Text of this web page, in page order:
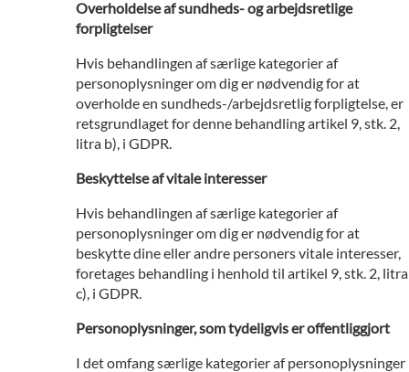
Overholdelse af sundheds- og arbejdsretlige
forpligtelser
Hvis behandlingen af særlige kategorier af
personoplysninger om dig er nødvendig for at
overholde en sundheds-/arbejdsretlig forpligtelse, er
retsgrundlaget for denne behandling artikel 9, stk. 2,
litra b), i GDPR.
Beskyttelse af vitale interesser
Hvis behandlingen af særlige kategorier af
personoplysninger om dig er nødvendig for at
beskytte dine eller andre personers vitale interesser,
foretages behandling i henhold til artikel 9, stk. 2, litra
c), i GDPR.
Personoplysninger, som tydeligvis er offentliggjort
I det omfang særlige kategorier af personoplysninger